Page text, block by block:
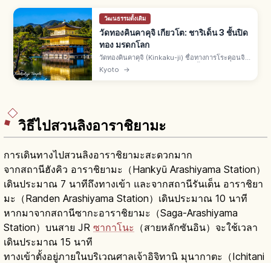
วัฒนธรรมดั้งเดิม
วัดทองคินคาคุจิ เกียวโต: ชาริเด็น 3 ชั้นปิด
ทอง มรดกโลก
วัดทองคินคาคุจิ (Kinkaku-ji) ชื่อทางการโระคุอนจิ
คือวัดเขตคิตะเกียวโต ชาริเด็น 3 ชั้นปิดทองคำเปลว
สร้างโดยอาชิคางะ โยชิมิตสึยุคมุโรมาจิ มรดกโลกยู
Kyoto →
วิธีไปสวนลิงอาราชิยามะ
การเดินทางไปสวนลิงอาราชิยามะสะดวกมาก
จากสถานีฮังคิว อาราชิยามะ（Hankyū Arashiyama Station）
เดินประมาณ 7 นาทีถึงทางเข้า และจากสถานีรันเด็น อาราชิยา
มะ（Randen Arashiyama Station）เดินประมาณ 10 นาที
หากมาจากสถานีซากะอาราชิยามะ（Saga-Arashiyama
Station）บนสาย JR ซากาโนะ （สายหลักซันอิน）จะใช้เวลา
เดินประมาณ 15 นาที
ทางเข้าตั้งอยู่ภายในบริเวณศาลเจ้าอิจิทานิ มุนากาตะ（Ichitani